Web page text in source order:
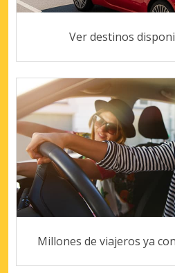
Ver destinos
Millones de viajeros ya